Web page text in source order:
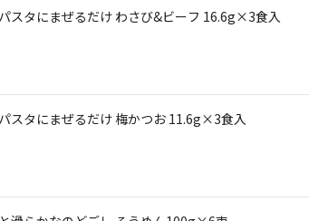
スタにまぜるだけ わさび&ビーフ 16.6g×3食入
スタにまぜるだけ 梅かつお 11.6g×3食入